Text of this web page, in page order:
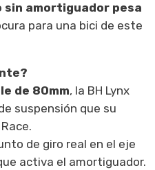
sin amortiguador pesa
para una bici de este
de 80mm, la BH Lynx
suspensión que su
de giro real en el eje
activa el amortiguador.